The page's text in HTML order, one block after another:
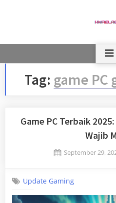
Tag: game
Game PC Terbaik
Wajib
Posted
September 29,
Update Gaming